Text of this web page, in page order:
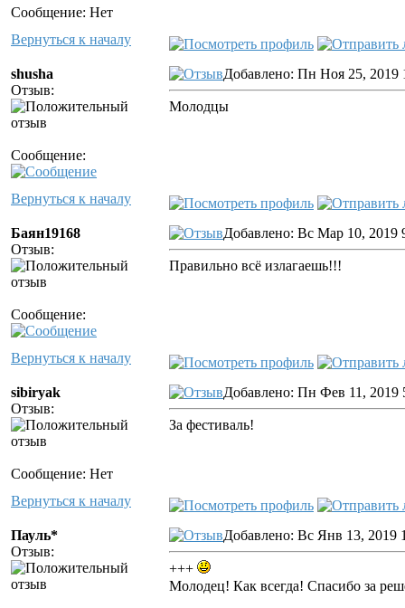
Сообщение: Нет
Вернуться к началу
shusha
Отзыв:
Сообщение:
Добавлено: Пн Ноя 25, 2019
Молодцы
Вернуться к началу
Баян19168
Отзыв:
Сообщение:
Добавлено: Вс Мар 10, 2019
Правильно всё излагаешь!!!
Вернуться к началу
sibiryak
Отзыв:
Сообщение: Нет
Добавлено: Пн Фев 11, 2019
За фестиваль!
Вернуться к началу
Пауль*
Отзыв:
Добавлено: Вс Янв 13, 2019
+++
Молодец! Как всегда! Спасибо за